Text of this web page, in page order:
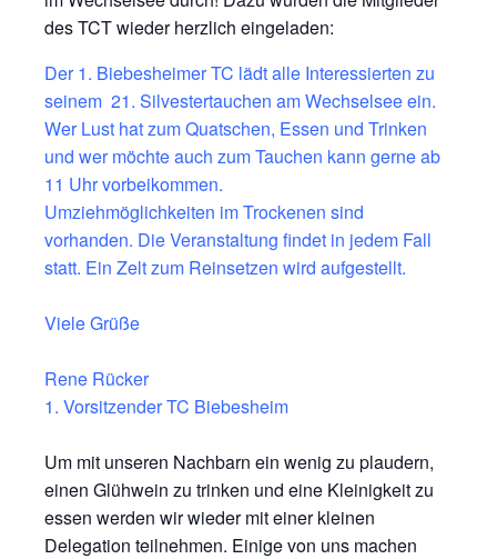
des TCT wieder herzlich eingeladen:
Der 1. Biebesheimer TC lädt alle Interessierten zu
seinem 21. Silvestertauchen am Wechselsee ein.
Wer Lust hat zum Quatschen, Essen und Trinken
und wer möchte auch zum Tauchen kann gerne ab
11 Uhr vorbeikommen.
Umziehmöglichkeiten im Trockenen sind
vorhanden. Die Veranstaltung findet in jedem Fall
statt. Ein Zelt zum Reinsetzen wird aufgestellt.
Viele Grüße
Rene Rücker
1. Vorsitzender TC Biebesheim
Um mit unseren Nachbarn ein wenig zu plaudern,
einen Glühwein zu trinken und eine Kleinigkeit zu
essen werden wir wieder mit einer kleinen
Delegation teilnehmen. Einige von uns machen